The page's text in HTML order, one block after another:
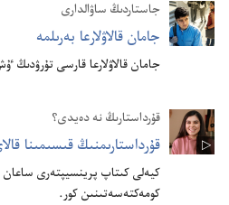
جاستاردىڭ ساۋالدارى
جامان قالاۋلارعا بە‌رىلمە
جامان قالاۋلارعا قارسى تۇ‌رۋدىڭ
قۇرداستارىڭ نە دەيدى؟
قۇ‌رداستارىمنىڭ قىسىمىنا
كيە‌لى كىتاپ پرينسيپتە‌رى
كومە‌كتە‌سە‌تىنىن كور.‏